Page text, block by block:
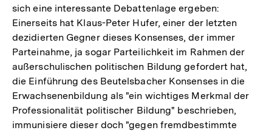
sich eine interessante Debattenlage ergeben:
Einerseits hat Klaus-Peter Hufer, einer der letzten
dezidierten Gegner dieses Konsenses, der immer
Parteinahme, ja sogar Parteilichkeit im Rahmen der
außerschulischen politischen Bildung gefordert hat,
die Einführung des Beutelsbacher Konsenses in die
Erwachsenenbildung als "ein wichtiges Merkmal der
Professionalität politischer Bildung" beschrieben,
immunisiere dieser doch "gegen fremdbestimmte